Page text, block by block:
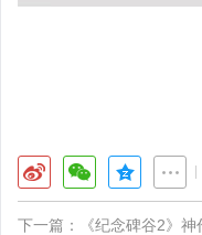
下一篇： 《纪念碑谷2》